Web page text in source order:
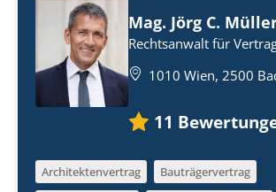
Mag. Jörg C.
Rechtsanwalt für
1010 Wien, 2500
11
Architektenvertrag
Bauträgervertrag